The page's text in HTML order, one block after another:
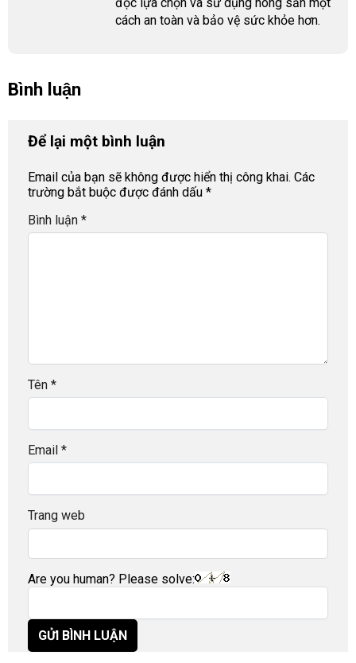
cách an toàn và bảo vệ sức khỏe hơn.
Bình luận
Để lại một bình luận
Email của bạn sẽ không được hiển thị công khai. Các
trường bắt buộc được đánh dấu *
Bình luận *
Tên *
Email *
Trang web
Are you human? Please solve: